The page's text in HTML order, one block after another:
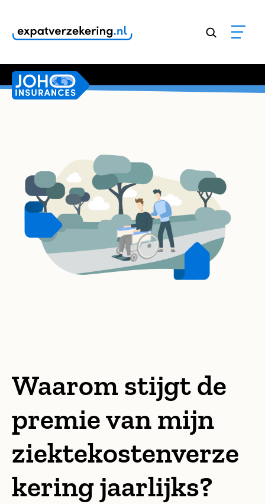
Klanten geven onze dienstverlening een
Waarom stijgt de
premie van mijn
ziektekostenverze
kering jaarlijks?